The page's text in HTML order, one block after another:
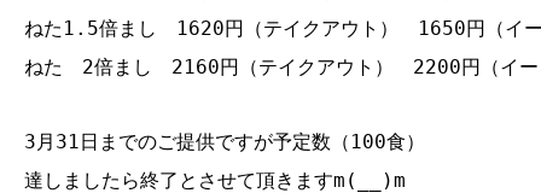
ねた1.5倍まし 1620円（テイクアウト） 1650円（イ
ねた 2倍まし 2160円（テイクアウト） 2200円（イー
3月31日までのご提供ですが予定数（100食）
達しましたら終了とさせて頂きますm(__)m